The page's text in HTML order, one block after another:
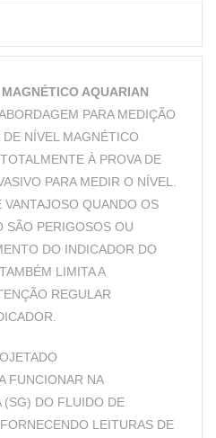
AQUARIAN
PARA MEDIÇÃO
NÍVEL MAGNÉTICO
À PROVA DE
PARA MEDIR O NÍVEL.
QUANDO OS
SÃO PERIGOSOS OU
DO INDICADOR DO
LIMITA A
REGULAR
FUNCIONAR NA
(SG) DO FLUIDO DE
LEITURAS DE